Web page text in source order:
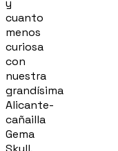
y
cuanto
menos
curiosa
con
nuestra
grandísima
Alicante-
cañailla
Gema